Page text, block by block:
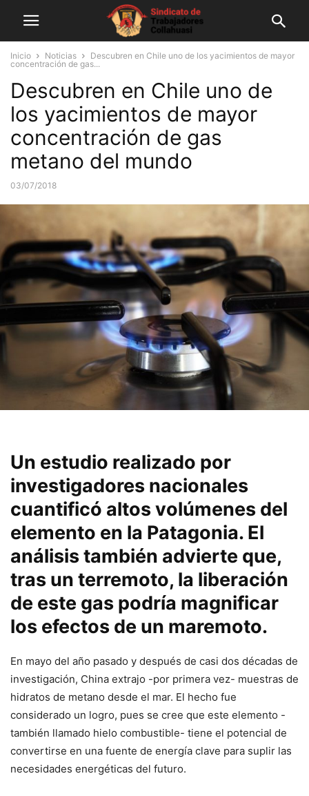
Inicio Noticias
Descubren en Chile uno de los yacimientos de mayor
concentración de gas...
Descubren en Chile uno de
los yacimientos de mayor
concentración de gas
metano del mundo
03/07/2018
Un estudio realizado por
investigadores nacionales
cuantificó altos volúmenes del
elemento en la Patagonia. El
análisis también advierte que,
tras un terremoto, la liberación
de este gas podría magnificar
los efectos de un maremoto.
En mayo del año pasado y después de casi dos décadas de
investigación, China extrajo -por primera vez- muestras de
hidratos de metano desde el mar. El hecho fue
considerado un logro, pues se cree que este elemento -
también llamado hielo combustible- tiene el potencial de
convertirse en una fuente de energía clave para suplir las
necesidades energéticas del futuro.